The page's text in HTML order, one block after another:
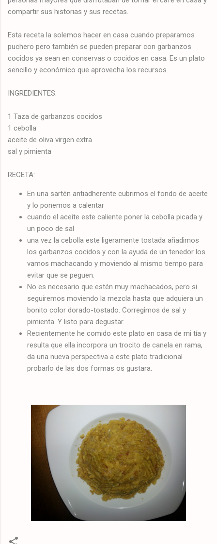
compartir sus historias y sus recetas.
Esta receta la solemos hacer en casa cuando preparamos
puchero pero también se pueden preparar con garbanzos
cocidos ya sean en conservas o cocidos en casa. Es un plato
sencillo y económico que aprovecha los recursos.
INGREDIENTES:
1 Taza de garbanzos cocidos
1 cebolla
aceite de oliva virgen extra
sal y pimienta
RECETA:
En una sartén antiadherente cubrimos el fondo de aceite
y lo ponemos a calentar
cuando el aceite este caliente poner la cebolla picada y
un poco de sal
una vez la cebolla este ligeramente tostada añadimos
los garbanzos cocidos y con la ayuda de un tenedor los
vamos machacando y moviendo al mismo tiempo para
evitar que se peguen.
No es necesario que estén muy machacados, pero si
seguiremos moviendo la mezcla hasta que adquiera un
bonito color dorado-tostado. Corregimos de sal y
pimienta. Y listo para degustar.
Recientemente he comido este plato en casa de mi tía y
resulta que ella incorpora un trocito de canela en rama,
da una nueva perspectiva a este plato tradicional
probarlo de las dos formas os gustara.